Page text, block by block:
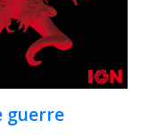
guerre